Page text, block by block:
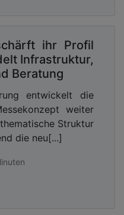
ihr Profil
Infrastruktur,
Beratung
entwickelt die
weiter
Struktur
die neu[...]